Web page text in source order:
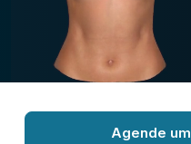
Agende